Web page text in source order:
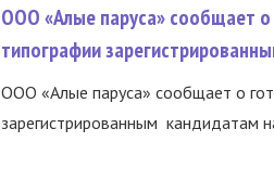
ООО «Алые паруса» сообщает о
типографии
ООО «Алые паруса» сообщает о
зарегистрированным кандидатам